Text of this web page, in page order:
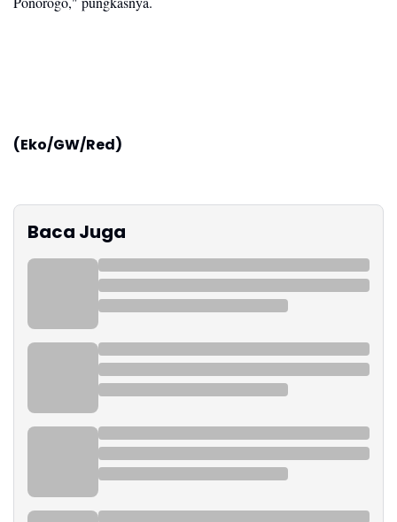
(Eko/GW/Red)
Baca Juga